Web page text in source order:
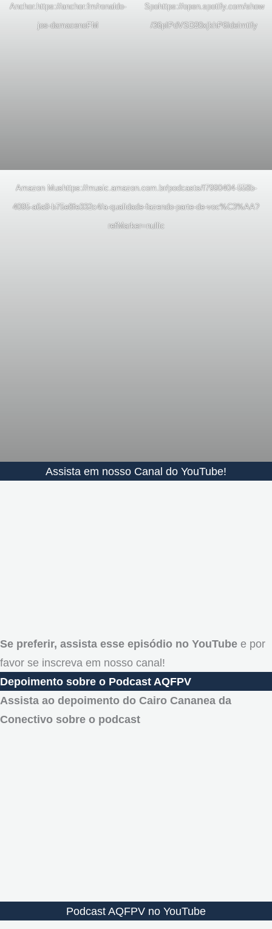
Anchor. https://anchor.fm/ronaldo-
jos-damacenoFM
Spohttps://open.spotify.com/show
/36pIPdVSD20xjkhP6Idelmtify
Amazon Mushttps://music.amazon.com.br/podcasts/f7990404-558b-
4095-a6a9-b75e8fe332c4/a-qualidade-fazendo-parte-de-voc%C3%AA?
refMarker=null ic
Assista em nosso Canal do YouTube!
Se preferir, assista esse episódio no YouTube e por
favor se inscreva em nosso canal!
Depoimento sobre o Podcast AQFPV
Assista ao depoimento do Cairo Cananea da
Conectivo sobre o podcast
Podcast AQFPV no YouTube